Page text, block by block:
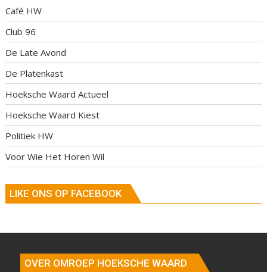
Café HW
Club 96
De Late Avond
De Platenkast
Hoeksche Waard Actueel
Hoeksche Waard Kiest
Politiek HW
Voor Wie Het Horen Wil
LIKE ONS OP FACEBOOK
OVER OMROEP HOEKSCHE WAARD